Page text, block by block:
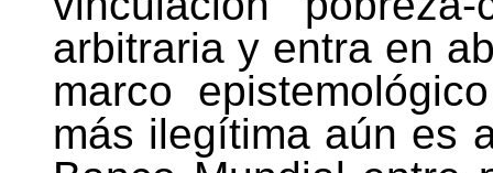
arbitraria y entra en
marco
más ilegítima aún es